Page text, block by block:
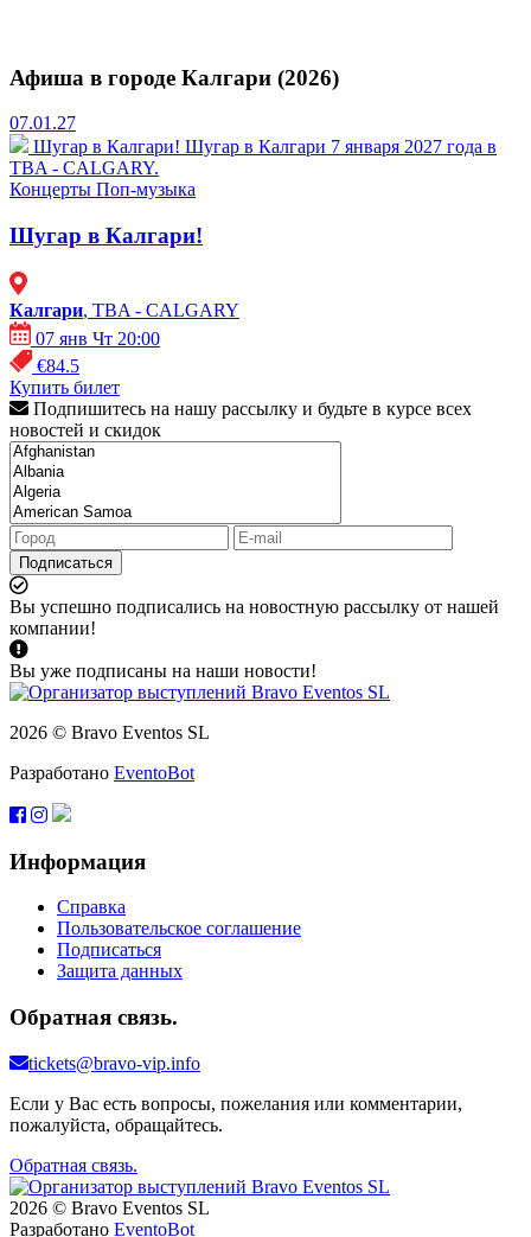
Афиша в городе Калгари (2026)
07.01.27
Шугар в Калгари! Шугар в Калгари 7 января 2027 года в
TBA - CALGARY.
Концерты Поп-музыка
Шугар в Калгари!
Калгари, TBA - CALGARY
07 янв Чт 20:00
€84.5
Купить билет
Подпишитесь на нашу рассылку и будьте в курсе всех
новостей и скидок
Подписаться
Вы успешно подписались на новостную рассылку от нашей
компании!
Вы уже подписаны на наши новости!
2026 © Bravo Eventos SL
Разработано EventoBot
Информация
Справка
Пользовательское соглашение
Подписаться
Защита данных
Обратная связь.
tickets@bravo-vip.info
Если у Вас есть вопросы, пожелания или комментарии,
пожалуйста, обращайтесь.
Обратная связь.
2026 © Bravo Eventos SL
Разработано EventoBot